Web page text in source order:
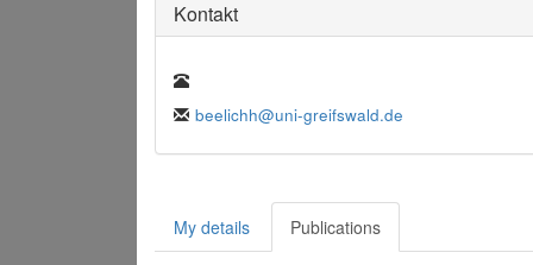
Kontakt
beelichh@uni-greifswald.de
My details Publications